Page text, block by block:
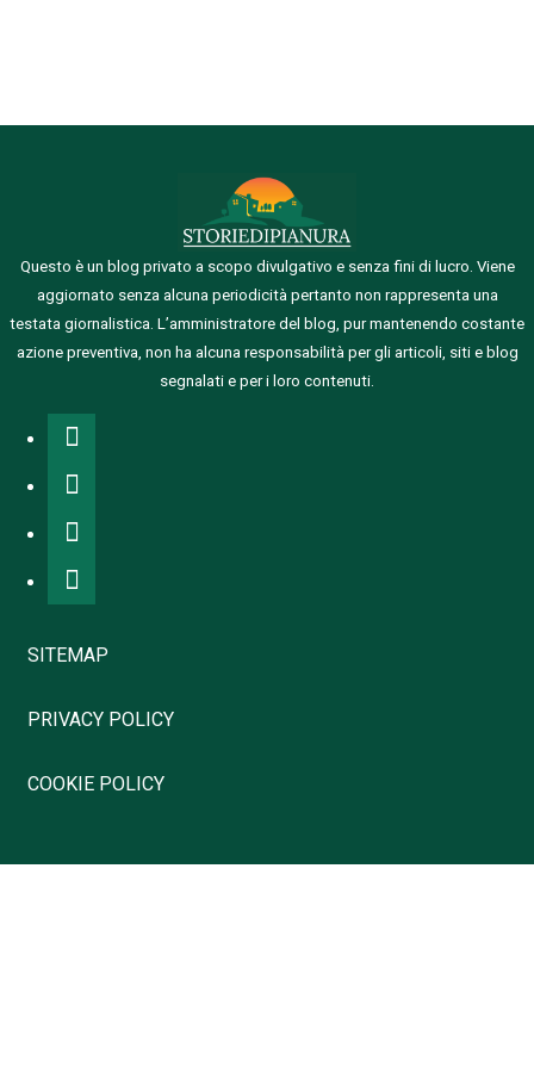
Questo è un blog privato a scopo divulgativo e senza fini di lucro. Viene
aggiornato senza alcuna periodicità pertanto non rappresenta una
testata giornalistica. L’amministratore del blog, pur mantenendo costante
azione preventiva, non ha alcuna responsabilità per gli articoli, siti e blog
segnalati e per i loro contenuti.
SITEMAP
PRIVACY POLICY
COOKIE POLICY